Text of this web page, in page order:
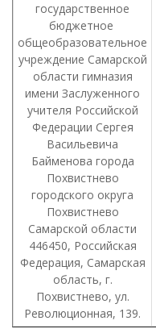
государственное
бюджетное
общеобразовательное
учреждение Самарской
области гимназия
имени Заслуженного
учителя Российской
Федерации Сергея
Васильевича
Байменова города
Похвистнево
городского округа
Похвистнево
Самарской области
446450, Российская
Федерация, Самарская
область, г.
Похвистнево, ул.
Революционная, 139.